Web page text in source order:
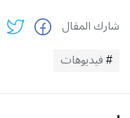
شارك المقال
فيديوهات